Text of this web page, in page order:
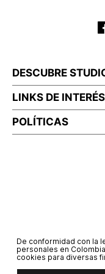
DESCUBRE
LINKS DE INTERÉS
POLÍTICAS
De conformidad con la
personales en
cookies para diversas